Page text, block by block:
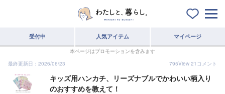
受付中 人気アイテム マイページ
本ページはプロモーションを含みます
最終更新日：2026/06/23
795View 21 コメント
キッズ用ハンカチ、リーズナブルでかわいい柄入り
のおすすめを教えて！